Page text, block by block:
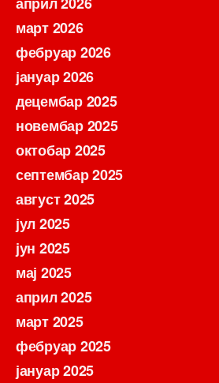
март 2026
фебруар 2026
јануар 2026
децембар 2025
новембар 2025
октобар 2025
септембар 2025
август 2025
јул 2025
јун 2025
мај 2025
април 2025
март 2025
фебруар 2025
јануар 2025